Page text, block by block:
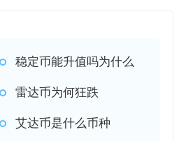
稳定币能升值吗为什么
雷达币为何狂跌
艾达币是什么币种